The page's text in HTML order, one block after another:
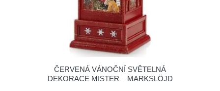
ČERVENÁ VÁNOČNÍ SVĚTELNÁ
DEKORACE MISTER – MARKSLÖJD